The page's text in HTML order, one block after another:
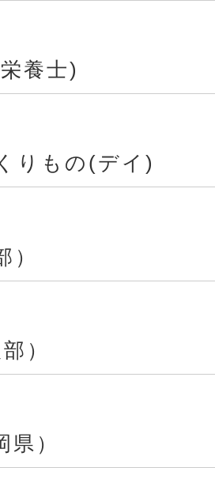
養士)
りもの(デイ)
）
）
）